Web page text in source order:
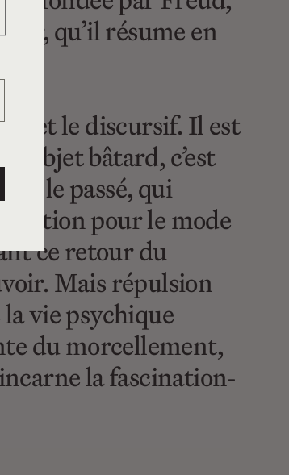
qu’il résume en
et le discursif. Il est
objet bâtard, c’est
le passé, qui
pour le mode
ce retour du
Mais répulsion
la vie psychique
du morcellement,
la fascination-